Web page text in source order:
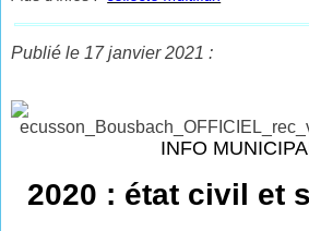
Publié le 17 janvier 2021 :
INFO
2020 : état civil et